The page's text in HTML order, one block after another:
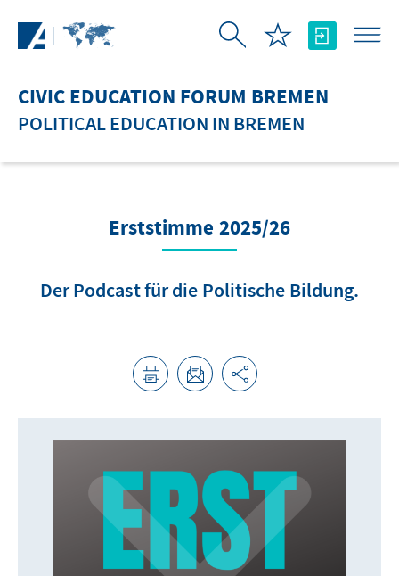
CIVIC EDUCATION FORUM BREMEN
POLITICAL EDUCATION IN BREMEN
Erststimme 2025/26
Der Podcast für die Politische Bildung.